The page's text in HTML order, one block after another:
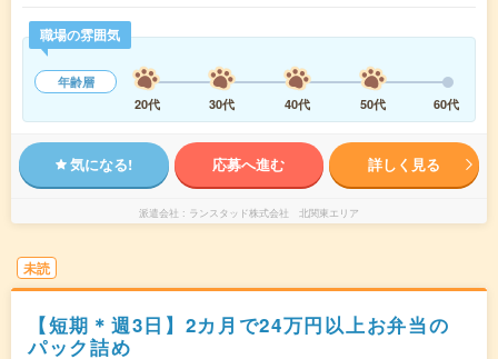
職場の雰囲気
年齢層
20代
30代 40代 50代 60代
気になる! 応募へ進む 詳しく見る
派遣会社 ランスタッド株式会社 北関東エリア
未読
【短期＊週3日】2カ月で24万円以上お弁当の
パック詰め